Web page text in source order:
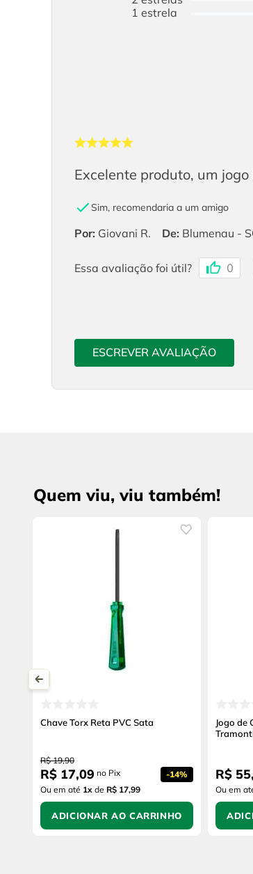
1estrela
Excelente produto, um
Sim, recomendaria a um amigo
Por: Giovani R. De: Blumenau -
Essa avaliação foi útil? 0
ESCREVER AVALIAÇÃO
Quem viu, viu também!
Chave Torx Reta PVC Sata
R$ 19,90
R$ 17,09 no Pix -14%
Ou em até 1x de R$ 17,99
ADICIONAR AO CARRINHO
Jogo de
R$ 55,
Ou em